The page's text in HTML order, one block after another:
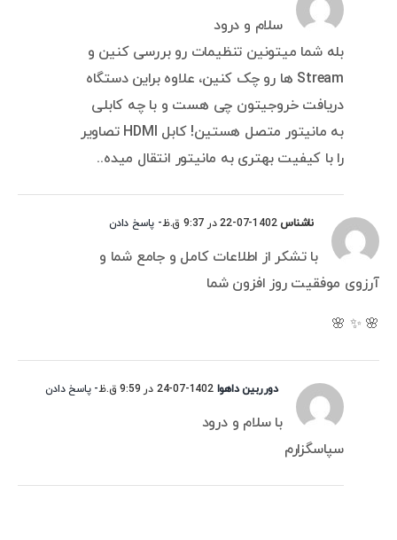
سلام و درود
بله شما میتونین تنظیمات رو بررسی کنین و
Stream ها رو چک کنین، علاوه براین دستگاه
دریافت خروجیتون چی هست و با چه کابلی
به مانیتور متصل هستین! کابل HDMI تصاویر
را با کیفیت بهتری به مانیتور انتقال میده..
ناشناس1402-07-22 در 9:37 ق.ظ - پاسخ دادن
با تشکر از اطلاعات کامل و جامع شما و
آرزوی موفقیت روز افزون شما
🌸 ✨ 🌸
دورربین داهوا 1402-07-24 در 9:59 ق.ظ - پاسخ دادن
با سلام و درود
سپاسگزارم